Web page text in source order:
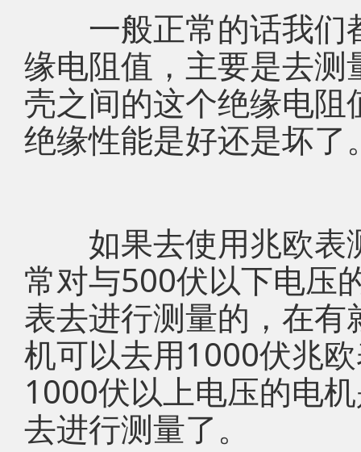
一般正常的话我们
缘电阻值，主要是去
壳之间的这个绝缘电
绝缘性能是好还是坏了
如果去使用兆欧表
常对与500伏以下电压
表去进行测量的，在
机可以去用1000伏兆
1000伏以上电压的电
去进行测量了。